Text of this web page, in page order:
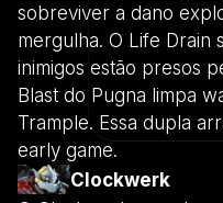
sobreviver a dano
mergulha. O Life Drain
inimigos estão presos
Blast do Pugna limpa
Trample. Essa dupla
early game.
Clockwerk